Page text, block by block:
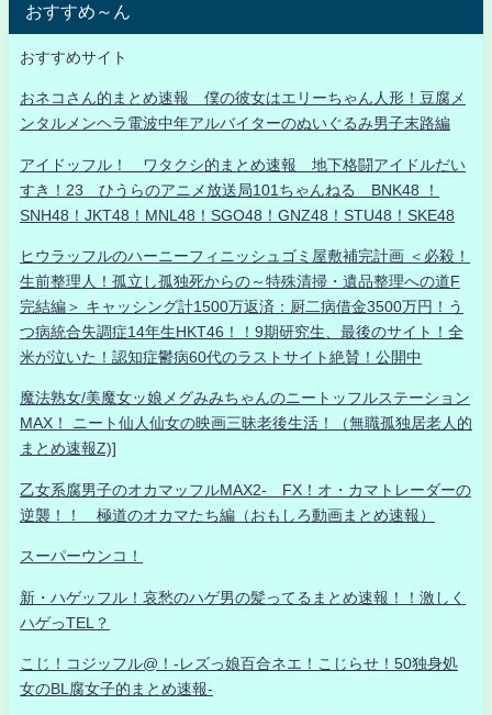
おすすめ～ん
おすすめサイト
おネコさん的まとめ速報 僕の彼女はエリーちゃん人形！豆腐メ
ンタルメンヘラ電波中年アルバイターのぬいぐるみ男子末路編
アイドッフル！ ワタクシ的まとめ速報 地下格闘アイドルだい
すき！23 ひうらのアニメ放送局101ちゃんねる BNK48 ！
SNH48！JKT48！MNL48！SGO48！GNZ48！STU48！SKE48
ヒウラッフルのハーニーフィニッシュゴミ屋敷補完計画 ＜必殺！
生前整理人！孤立し孤独死からの～特殊清掃・遺品整理への道F
完結編＞ キャッシング計1500万返済：厨二病借金3500万円！う
つ病統合失調症14年生HKT46！！9期研究生、最後のサイト！全
米が泣いた！認知症鬱病60代のラストサイト絶賛！公開中
魔法熟女/美魔女ッ娘メグみみちゃんのニートッフルステーション
MAX！ ニート仙人仙女の映画三昧老後生活！（無職孤独居老人的
まとめ速報Z)]
乙女系腐男子のオカマッフルMAX2- FX！オ・カマトレーダーの
逆襲！！ 極道のオカマたち編（おもしろ動画まとめ速報）
スーパーウンコ！
新・ハゲッフル！哀愁のハゲ男の髪ってるまとめ速報！！激しく
ハゲっTEL？
こじ！コジッフル@！-レズっ娘百合ネエ！こじらせ！50独身処
女のBL腐女子的まとめ速報-